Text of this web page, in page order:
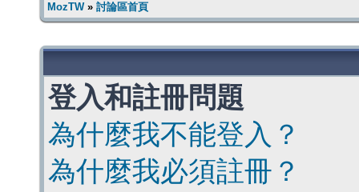
MozTW» 討論區首頁
登入和註冊問題
為什麼我不能登入？
為什麼我必須註冊？